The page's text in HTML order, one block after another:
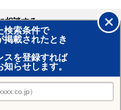
検索条件で
掲載されたとき
スを登録すれば
らせします。
相談する